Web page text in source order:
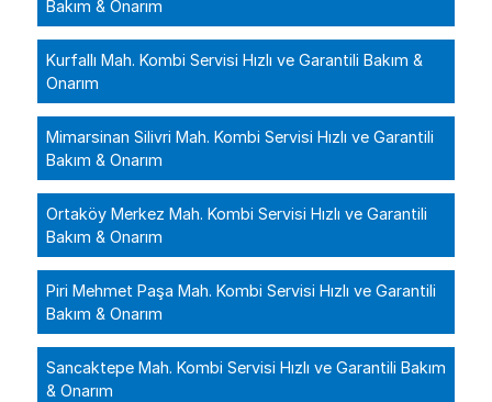
Bakım & Onarım
Kurfallı Mah. Kombi Servisi Hızlı ve Garantili Bakım &
Onarım
Mimarsinan Silivri Mah. Kombi Servisi Hızlı ve Garantili
Bakım & Onarım
Ortaköy Merkez Mah. Kombi Servisi Hızlı ve Garantili
Bakım & Onarım
Piri Mehmet Paşa Mah. Kombi Servisi Hızlı ve Garantili
Bakım & Onarım
Sancaktepe Mah. Kombi Servisi Hızlı ve Garantili Bakım
& Onarım